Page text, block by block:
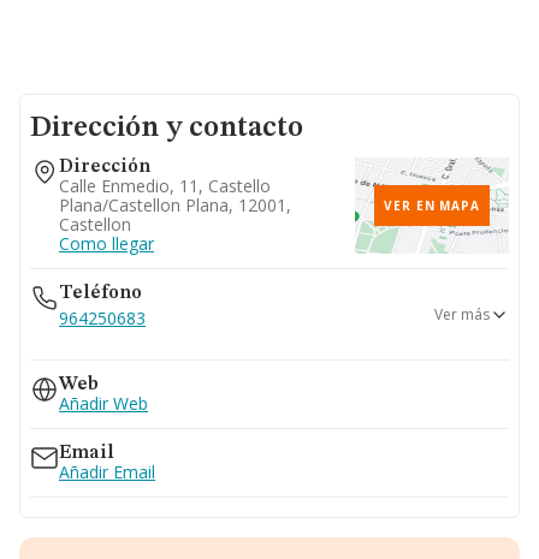
Dirección y contacto
Dirección
Calle Enmedio, 11, Castello
Plana/castellon Plana, 12001,
Castellon
Como llegar
VER EN MAPA
Teléfono
964250683
964214529
Ver más
Web
Añadir Web
Email
Añadir Email